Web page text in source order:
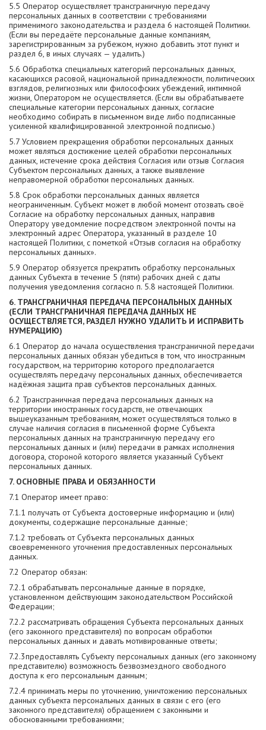
5.5 Оператор осуществляет трансграничную передачу
персональных данных в соответствии с требованиями
применимого законодательства и раздела 6 настоящей Политики.
(Если вы передаёте персональные данные компаниям,
зарегистрированным за рубежом, нужно добавить этот пункт и
раздел 6, в иных случаях — удалить.)
5.6 Обработка специальных категорий персональных данных,
касающихся расовой, национальной принадлежности, политических
взглядов, религиозных или философских убеждений, интимной
жизни, Оператором не осуществляется. (Если вы обрабатываете
специальные категории персональных данных, согласие
необходимо собирать в письменном виде либо подписанные
усиленной квалифицированной электронной подписью.)
5.7 Условием прекращения обработки персональных данных
может являться достижение целей обработки персональных
данных, истечение срока действия Согласия или отзыв Согласия
Субъектом персональных данных, а также выявление
неправомерной обработки персональных данных.
5.8 Срок обработки персональных данных является
неограниченным. Субъект может в любой момент отозвать своё
Согласие на обработку персональных данных, направив
Оператору уведомление посредством электронной почты на
электронный адрес Оператора, указанный в разделе 10
настоящей Политики, с пометкой «Отзыв согласия на обработку
персональных данных».
5.9 Оператор обязуется прекратить обработку персональных
данных Субъекта в течение 5 (пяти) рабочих дней с даты
получения уведомления согласно п. 5.8 настоящей Политики.
6. ТРАНСГРАНИЧНАЯ ПЕРЕДАЧА ПЕРСОНАЛЬНЫХ ДАННЫХ
(ЕСЛИ ТРАНСГРАНИЧНАЯ ПЕРЕДАЧА ДАННЫХ НЕ
ОСУЩЕСТВЛЯЕТСЯ, РАЗДЕЛ НУЖНО УДАЛИТЬ И ИСПРАВИТЬ
НУМЕРАЦИЮ)
6.1 Оператор до начала осуществления трансграничной передачи
персональных данных обязан убедиться в том, что иностранным
государством, на территорию которого предполагается
осуществлять передачу персональных данных, обеспечивается
надёжная защита прав субъектов персональных данных.
6.2 Трансграничная передача персональных данных на
территории иностранных государств, не отвечающих
вышеуказанным требованиям, может осуществляться только в
случае наличия согласия в письменной форме Субъекта
персональных данных на трансграничную передачу его
персональных данных и (или) передачи в рамках исполнения
договора, стороной которого является указанный Субъект
персональных данных.
7. ОСНОВНЫЕ ПРАВА И ОБЯЗАННОСТИ
7.1 Оператор имеет право:
7.1.1 получать от Субъекта достоверные информацию и (или)
документы, содержащие персональные данные;
7.1.2 требовать от Субъекта персональных данных
своевременного уточнения предоставленных персональных
данных.
7.2 Оператор обязан:
7.2.1 обрабатывать персональные данные в порядке,
установленном действующим законодательством Российской
Федерации;
7.2.2 рассматривать обращения Субъекта персональных данных
(его законного представителя) по вопросам обработки
персональных данных и давать мотивированные ответы;
7.2.3предоставлять Субъекту персональных данных (его законному
представителю) возможность безвозмездного свободного
доступа к его персональным данным;
7.2.4 принимать меры по уточнению, уничтожению персональных
данных субъекта персональных данных в связи с его (его
законного представителя) обращением с законными и
обоснованными требованиями;